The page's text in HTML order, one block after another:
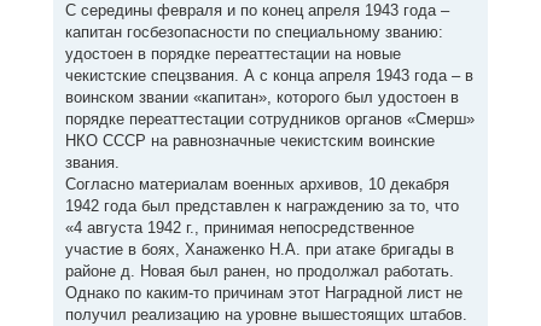
С середины февраля и по конец апреля 1943 года –
капитан госбезопасности по специальному званию:
удостоен в порядке переаттестации на новые
чекистские спецзвания. А с конца апреля 1943 года – в
воинском звании «капитан», которого был удостоен в
порядке переаттестации сотрудников органов «Смерш»
НКО СССР на равнозначные чекистским воинские
звания.
Согласно материалам военных архивов, 10 декабря
1942 года был представлен к награждению за то, что
«4 августа 1942 г., принимая непосредственное
участие в боях, Ханаженко Н.А. при атаке бригады в
районе д. Новая был ранен, но продолжал работать.
Однако по каким-то причинам этот Наградной лист не
получил реализацию на уровне вышестоящих штабов.